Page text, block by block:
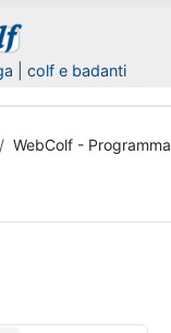
| colf e badanti
WebColf - Programma